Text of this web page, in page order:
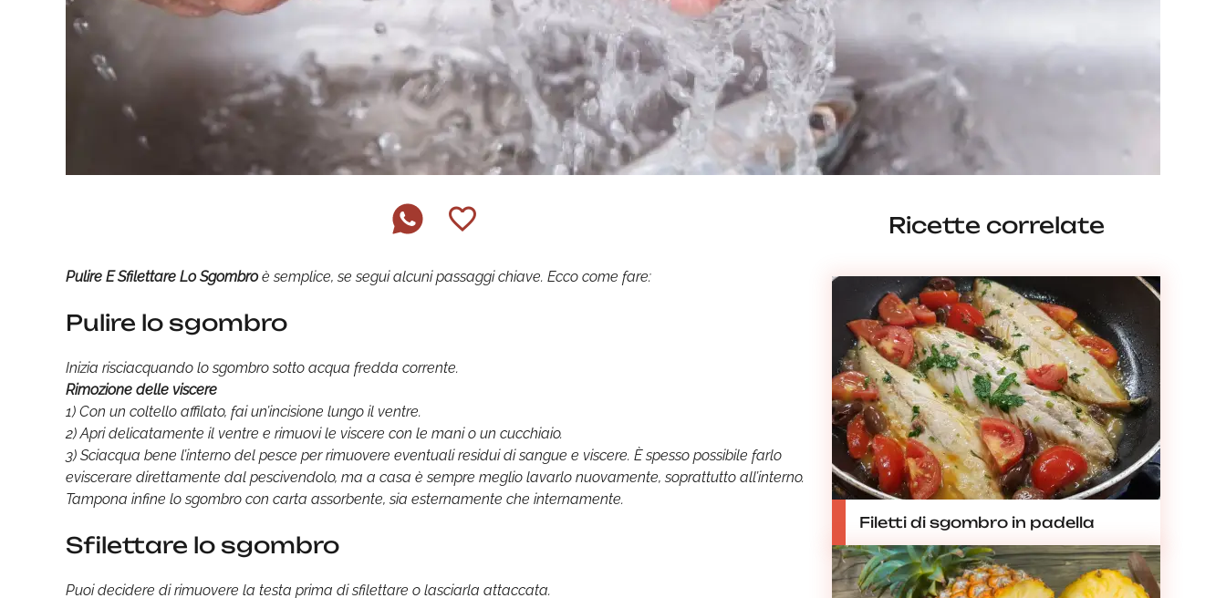
Pulire E Sfilettare Lo Sgombroè semplice, se segui alcuni passaggi chiave. Ecco come fare:
Pulire lo sgombro
Inizia risciacquando lo sgombro sotto acqua fredda corrente.
Rimozione delle viscere
1) Con un coltello affilato, fai un’incisione lungo il ventre.
2) Apri delicatamente il ventre e rimuovi le viscere con le mani o un cucchiaio.
3) Sciacqua bene l’interno del pesce per rimuovere eventuali residui di sangue e viscere. È spesso possibile farlo
eviscerare direttamente dal pescivendolo, ma a casa è sempre meglio lavarlo nuovamente, soprattutto all’interno.
Tampona infine lo sgombro con carta assorbente, sia esternamente che internamente.
Sfilettare lo sgombro
Puoi decidere di rimuovere la testa prima di sfilettare o lasciarla attaccata.
Ricette correlate
Filetti di sgombro in padella